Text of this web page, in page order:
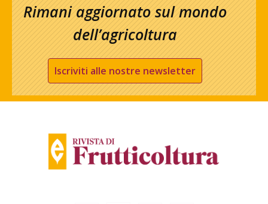
Rimani aggiornato sul mondo
dell’agricoltura
Iscriviti alle nostre newsletter